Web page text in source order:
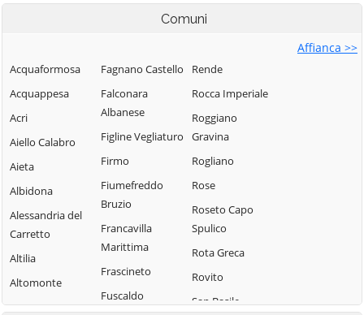
Comuni
Affianca >>
Acquaformosa
Acquappesa
Acri
Aiello Calabro
Aieta
Albidona
Alessandria del
Carretto
Altilia
Altomonte
Amantea
Fagnano Castello
Falconara
Albanese
Figline Vegliaturo
Firmo
Fiumefreddo
Bruzio
Francavilla
Marittima
Frascineto
Fuscaldo
Rende
Rocca Imperiale
Roggiano
Gravina
Rogliano
Rose
Roseto Capo
Spulico
Rota Greca
Rovito
San Basile